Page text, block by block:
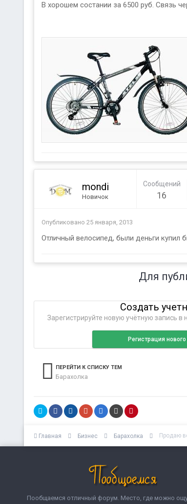
В хорошем состании за 6500 руб. Связь
mondi
Новичок
Сообщений
16
Опубликовано 25 января, 2013
Отличный велосипед, были деньги купил
Для
Создать
Зарегистрируйте новую учётную запись
Регистрация
ПЕРЕЙТИ К СПИСКУ ТЕМ
Барахолка
Главная Бизнес Барахолка Продаю
Пообщаемся отличный форум. Место, где можно